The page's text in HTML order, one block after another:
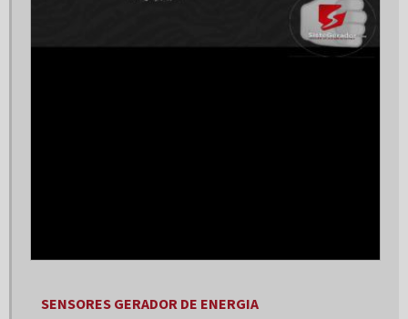
Fábrica de geradores de energia a diesel
Gerador 120 kva
SENSORES GERADOR DE ENERGIA